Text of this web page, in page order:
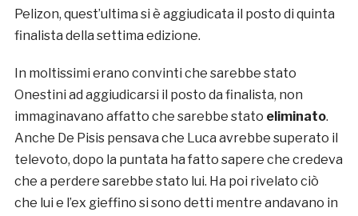
Pelizon, quest’ultima si è aggiudicata il posto di quinta
finalista della settima edizione.
In moltissimi erano convinti che sarebbe stato
Onestini ad aggiudicarsi il posto da finalista, non
immaginavano affatto che sarebbe stato eliminato.
Anche De Pisis pensava che Luca avrebbe superato il
televoto, dopo la puntata ha fatto sapere che credeva
che a perdere sarebbe stato lui. Ha poi rivelato ciò
che lui e l’ex gieffino si sono detti mentre andavano in